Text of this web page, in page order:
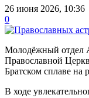
26 июня 2026, 10:36
0
Молодёжный отдел
Православной
Братском сплаве на
В ходе